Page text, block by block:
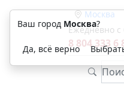
Москва
Ежедневно с
8 804 333 6
Ваш город Москва?
Да, всё верно